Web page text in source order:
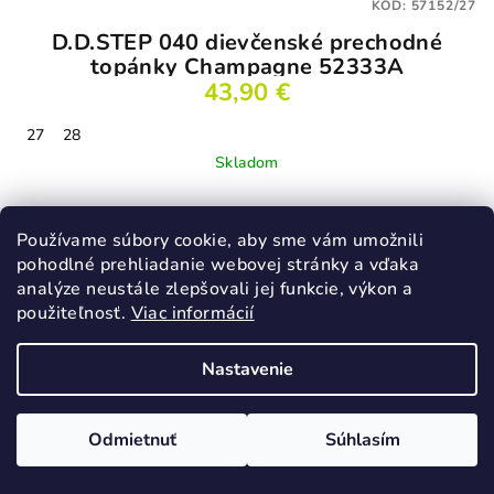
Používame súbory cookie, aby sme vám umožnili
pohodlné prehliadanie webovej stránky a vďaka
analýze neustále zlepšovali jej funkcie, výkon a
použiteľnosť. Viac informácií
Nastavenie
Odmietnuť Súhlasím
D.D.STEP 040 dievčenské prechodné
topánky Champagne 52333A
43,90 €
27
28
Skladom
Detail
KÓD: 57152/27
Podobné produkty